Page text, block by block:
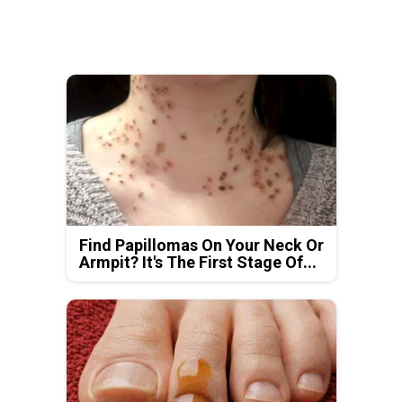
Find Papillomas On Your Neck Or
Armpit? It's The First Stage Of...